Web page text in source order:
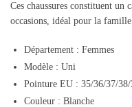
Ces chaussures constituent un
occasions, idéal pour la
Département : Femmes
Modèle : Uni
Pointure EU : 35/36/37/38/
Couleur : Blanche